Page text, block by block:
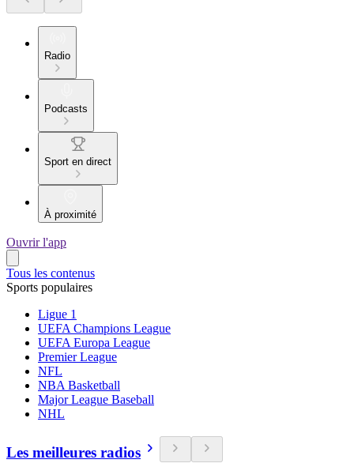
Radio
Podcasts
Sport en direct
À proximité
Ouvrir l'app
Tous les contenus
Sports populaires
Ligue 1
UEFA Champions League
UEFA Europa League
Premier League
NFL
NBA Basketball
Major League Baseball
NHL
Les meilleures radios